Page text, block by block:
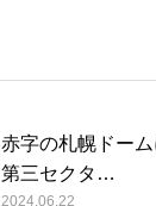
赤字の札幌ドー
第三セクタ…
2024.06.22